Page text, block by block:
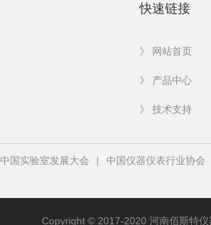
快速链接
》 网站首页
》 产品中心
》 技术支持
中国实验室发展大会 | 中国仪器仪表行业协会
Copyright © 2017-2020 河南佰斯特